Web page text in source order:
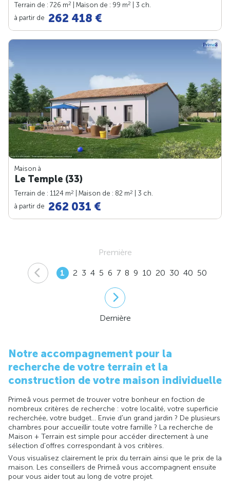
Terrain de : 726 m2 | Maison de : 99 m2
| 3 ch.
à partir de 262 418 €
Maison à
Le Temple (33)
Terrain de : 1124 m2 | Maison de : 82 m2
| 3 ch.
à partir de 262 031 €
Première
1 2 3 4 5 6 7 8 9 10 20 30 40 50
Dernière
Notre accompagnement pour la
recherche de votre terrain et la
construction de votre maison individuelle
Primeâ vous permet de trouver votre bonheur en foction de
nombreux critères de recherche : votre localité, votre superficie
recherchée, votre budget... Envie d'un grand jardin ? De plusieurs
chambres pour accueillir toute votre famille ? La recherche de
Maison + Terrain est simple pour accéder directement à une
sélection d'offres correspondant à vos critères.
Vous visualisez clairement le prix du terrain ainsi que le prix de la
maison. Les conseillers de Primeâ vous accompagnent ensuite
pour vous aider tout au long de votre projet.